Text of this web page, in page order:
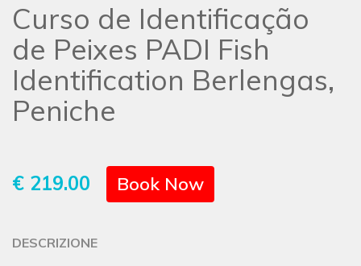
Curso de Identificação
de Peixes PADI Fish
Identification Berlengas,
Peniche
€ 219.00 Book Now
DESCRIZIONE